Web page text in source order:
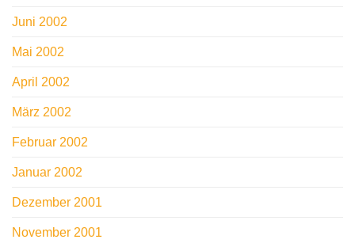
Juni 2002
Mai 2002
April 2002
März 2002
Februar 2002
Januar 2002
Dezember 2001
November 2001